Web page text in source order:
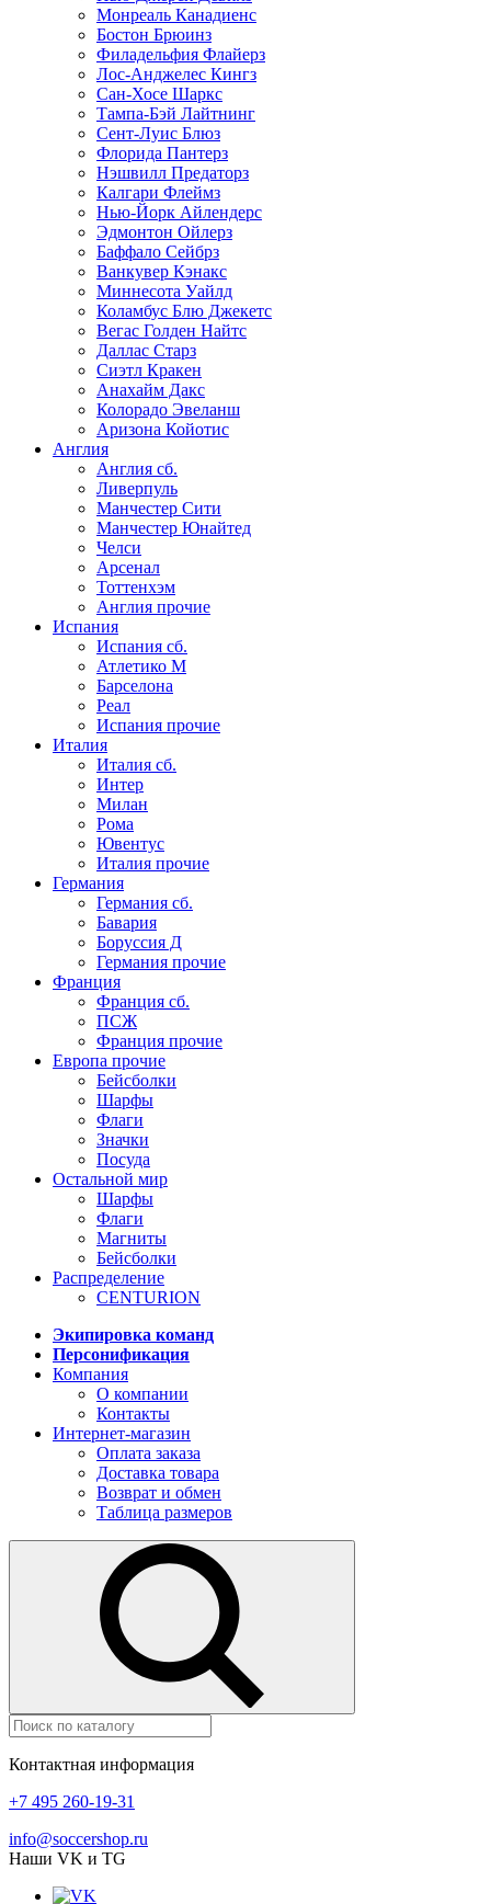
Монреаль Канадиенс
Бостон Брюинз
Филадельфия Флайерз
Лос-Анджелес Кингз
Сан-Хосе Шаркс
Тампа-Бэй Лайтнинг
Сент-Луис Блюз
Флорида Пантерз
Нэшвилл Предаторз
Калгари Флеймз
Нью-Йорк Айлендерс
Эдмонтон Ойлерз
Баффало Сейбрз
Ванкувер Кэнакс
Миннесота Уайлд
Коламбус Блю Джекетс
Вегас Голден Найтс
Даллас Старз
Сиэтл Кракен
Анахайм Дакс
Колорадо Эвеланш
Аризона Койотис
Англия
Англия сб.
Ливерпуль
Манчестер Сити
Манчестер Юнайтед
Челси
Арсенал
Тоттенхэм
Англия прочие
Испания
Испания сб.
Атлетико М
Барселона
Реал
Испания прочие
Италия
Италия сб.
Интер
Милан
Рома
Ювентус
Италия прочие
Германия
Германия сб.
Бавария
Боруссия Д
Германия прочие
Франция
Франция сб.
ПСЖ
Франция прочие
Европа прочие
Бейсболки
Шарфы
Флаги
Значки
Посуда
Остальной мир
Шарфы
Флаги
Магниты
Бейсболки
Распределение
CENTURION
Экипировка команд
Персонификация
Компания
О компании
Контакты
Интернет-магазин
Оплата заказа
Доставка товара
Возврат и обмен
Таблица размеров
Контактная информация
+7 495 260-19-31
info@soccershop.ru
Наши VK и TG